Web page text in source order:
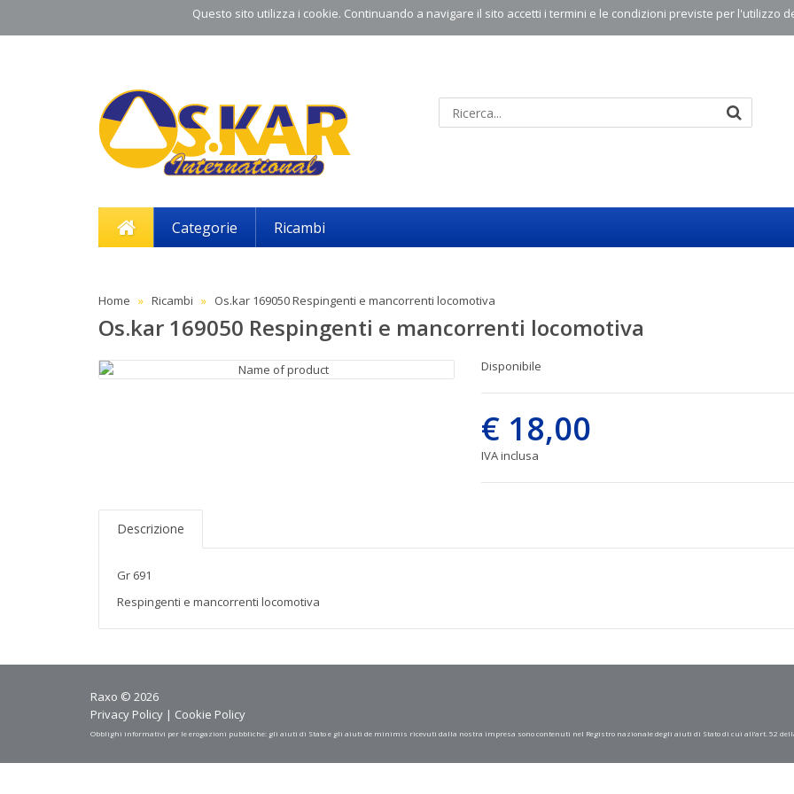
Questo sito utilizza i cookie. Continuando a navigare il sito accetti i termini e le condizioni previste per l'utilizzo
Categorie Ricambi
Home Ricambi Os.kar 169050 Respingenti e mancorrenti locomotiva
Os.kar 169050 Respingenti e mancorrenti locomotiva
Disponibile
€ 18,00
IVA inclusa
Descrizione
Gr 691
Respingenti e mancorrenti locomotiva
Raxo © 2026
Privacy Policy | Cookie Policy
Obblighi informativi per le erogazioni pubbliche: gli aiuti di Stato e gli aiuti de minimis ricevuti dalla nostra impresa sono contenuti nel Registro nazionale degli aiuti di Stato di cui all’art. 52 della